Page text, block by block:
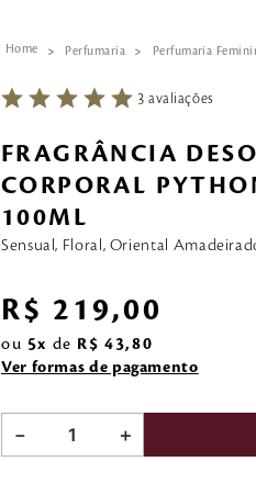
Perfumaria Perfumaria
3 avaliações
FRAGRÂNCIA
CORPORAL
100ML
Sensual, Floral, Oriental
R$ 219,00
ou 5 de R$ 43,80
Ver formas de pagamento
＋
－